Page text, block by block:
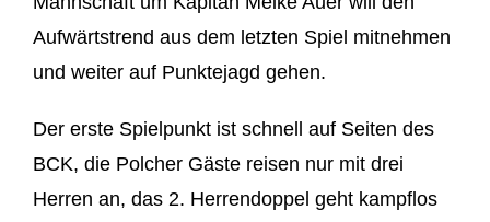
Aufwärtstrend aus dem letzten Spiel mitnehmen
und weiter auf Punktejagd gehen.
Der erste Spielpunkt ist schnell auf Seiten des
BCK, die Polcher Gäste reisen nur mit drei
Herren an, das 2. Herrendoppel geht kampflos